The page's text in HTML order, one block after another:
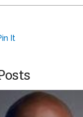
It